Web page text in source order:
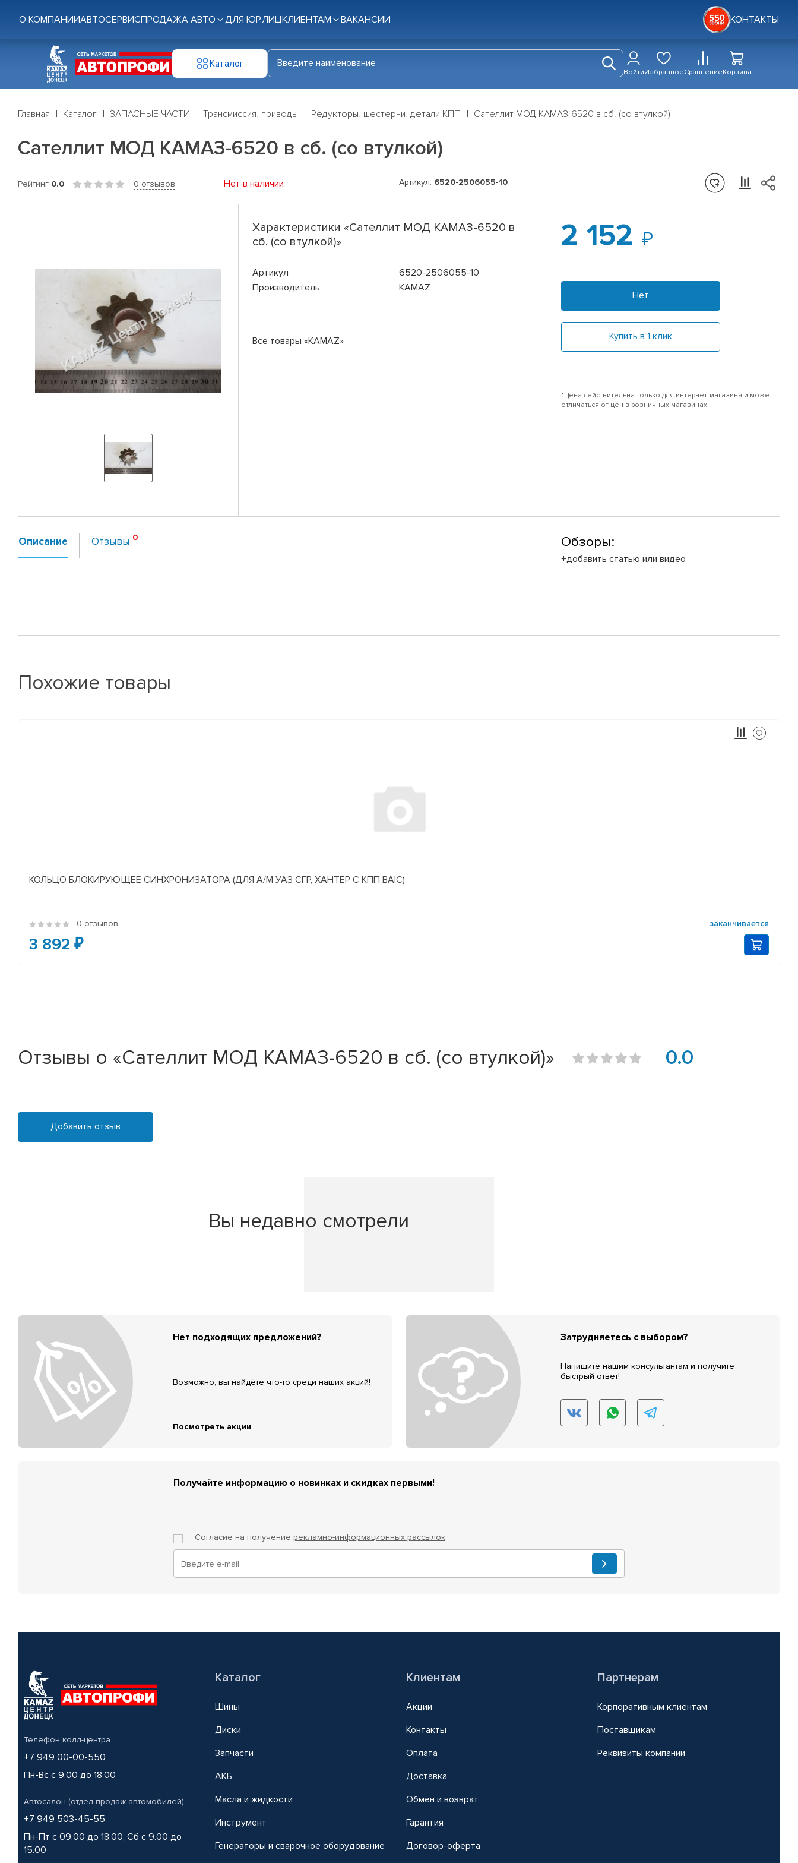
О КОМПАНИИАВТОСЕРВИСПРОДАЖА АВТО ДЛЯ ЮР.ЛИЦКЛИЕНТАМ ВАКАНСИИ КОНТАКТЫ
Каталог
ВойтиИзбранноеСравнениеКорзина
Главная Каталог ЗАПАСНЫЕ ЧАСТИ Трансмиссия, приводы Редукторы, шестерни, детали КПП Сателлит МОД КАМАЗ-6520 в сб. (со втулкой)
Сателлит МОД КАМАЗ-6520 в сб. (со втулкой)
Рейтинг 0.0 0 отзывов Нет в наличии Артикул: 6520-2506055-10
Характеристики «Сателлит МОД КАМАЗ-6520 в
сб. (со втулкой)»
Артикул
6520-2506055-10
Производитель
KAMAZ
Все товары «KAMAZ»
2 152
Нет
Купить в 1 клик
*Цена действительна только для интернет-магазина и может
отличаться от цен в розничных магазинах
Описание Отзывы Обзоры:
+добавить статью или видео
Похожие товары
КОЛЬЦО БЛОКИРУЮЩЕЕ СИНХРОНИЗАТОРА (ДЛЯ А/М УАЗ СГР, ХАНТЕР С КПП BAIC)
0 отзывов заканчивается
3 892 ₽
Отзывы о «Сателлит МОД КАМАЗ-6520 в сб. (со втулкой)» 0.0
Добавить отзыв
Вы недавно смотрели
Нет подходящих предложений?
Возможно, вы найдёте что-то среди наших акций!
Посмотреть акции
Затрудняетесь с выбором?
Напишите нашим консультантам и получите
быстрый ответ!
Получайте информацию о новинках и скидках первыми!
Согласие на получение рекламно-информационных рассылок
Телефон колл-центра
+7 949 00-00-550
Пн-Вс с 9.00 до 18.00
Автосалон (отдел продаж автомобилей)
+7 949 503-45-55
Пн-Пт с 09.00 до 18.00, Сб с 9.00 до
15.00
Каталог
Шины
Диски
Запчасти
АКБ
Масла и жидкости
Инструмент
Генераторы и сварочное оборудование
Клиентам
Акции
Контакты
Оплата
Доставка
Обмен и возврат
Гарантия
Договор-оферта
Партнерам
Корпоративным клиентам
Поставщикам
Реквизиты компании